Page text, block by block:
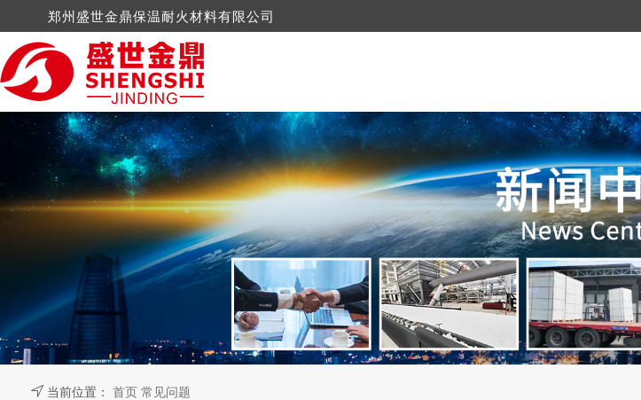
郑州盛世金鼎保温耐火材料有限公司
硅酸钙制品 陶瓷纤维制品 硅酸铝制品
岩棉制品 纳米技术制品 复合硅酸盐毡保温板
石棉制品 多晶莫来石纤维
玻璃棉制品 水镁石
电厂案例 水泥厂案例 石油化工案例
钢铁案例 玻璃陶瓷 航空航天
机械轻工案例
公司新闻 行业新闻 常见问题
当前位置： 首页 常见问题